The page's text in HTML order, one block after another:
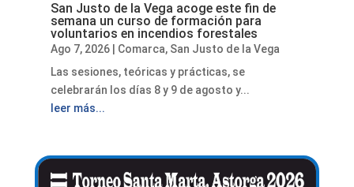
San Justo de la Vega acoge este fin de
semana un curso de formación para
voluntarios en incendios forestales
Ago 7, 2026| Comarca, San Justo de la Vega
Las sesiones, teóricas y prácticas, se
celebrarán los días 8 y 9 de agosto y...
leer más...